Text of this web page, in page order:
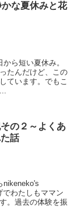
な夏休みと花
ら短い夏休み。
たんだけど、この
ています。でもこ
の２～よくあ
話
nikeneko's
わたしもママン
。過去の体験を振